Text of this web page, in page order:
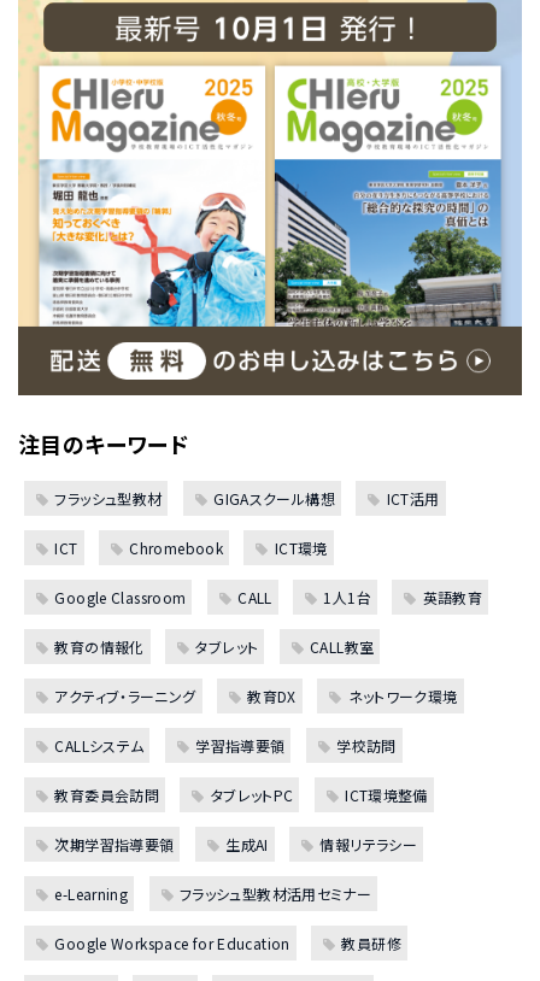
注目のキーワード
フラッシュ型教材 GIGAスクール構想 ICT活用
ICT Chromebook ICT環境
Google Classroom CALL 1人1台 英語教育
教育の情報化 タブレット CALL教室
アクティブ・ラーニング 教育DX ネットワーク環境
CALLシステム 学習指導要領 学校訪問
教育委員会訪問 タブレットPC ICT環境整備
次期学習指導要領 生成AI 情報リテラシー
e-Learning フラッシュ型教材活用セミナー
Google Workspace for Education 教員研修